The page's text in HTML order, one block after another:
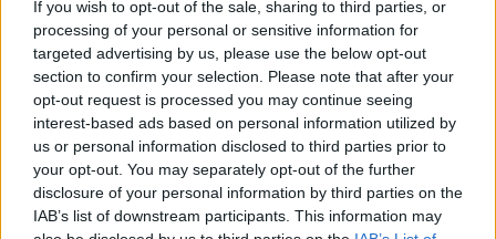
If you wish to opt-out of the sale, sharing to third parties, or
processing of your personal or sensitive information for
targeted advertising by us, please use the below opt-out
section to confirm your selection. Please note that after your
opt-out request is processed you may continue seeing
interest-based ads based on personal information utilized by
us or personal information disclosed to third parties prior to
your opt-out. You may separately opt-out of the further
disclosure of your personal information by third parties on the
IAB’s list of downstream participants. This information may
Hľadáte výnimočne minimalistický, no očarujúco trblietavý
šperk?
Máme ako pre Vás stvorený dámsky náramok Dalia, ktorý je
pozlátený 14k zlatom zdobiaci 5 kubických zirkónov v
rôznych veľkostiach. Venujte tento jemný, ale pôvabný
náramok napríklad ako darček k narodeninám či výročiu pre
Vašu milovanú.
Všetky šperky kolekcie Vamira sú hypoalergénnej povahy,